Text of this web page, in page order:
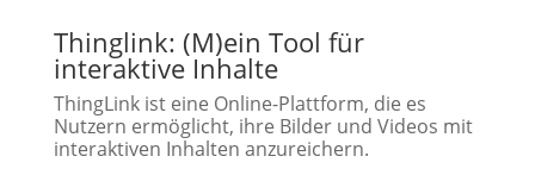
Thinglink: (M)ein Tool für
interaktive Inhalte
ThingLink ist eine Online-Plattform, die es
Nutzern ermöglicht, ihre Bilder und Videos mit
interaktiven Inhalten anzureichern.